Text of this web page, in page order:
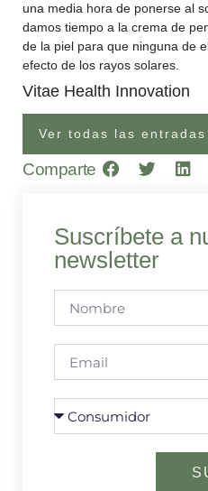
una media hora de ponerse al
damos tiempo a la crema de
de la piel para que ninguna de
efecto de los rayos solares.
Vitae Health Innovation
Ver todas las entradas
Comparte
Suscríbete a
newsletter